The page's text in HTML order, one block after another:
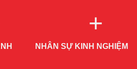
+
NHÂN SỰ KINH NGHIỆM